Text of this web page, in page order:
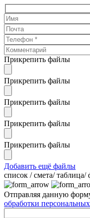
Прикрепить файлы
Прикрепить файлы
Прикрепить файлы
Прикрепить файлы
Прикрепить файлы
Добавить ещё файлы
cписок / смета/ таблица/
Отправляя данную
обработки